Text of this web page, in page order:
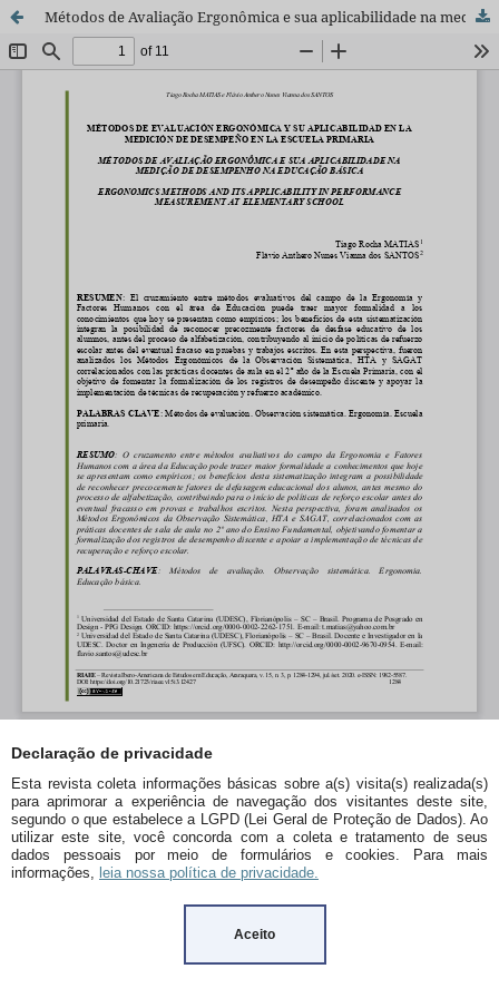
Declaração de privacidade
Esta revista coleta informações básicas sobre a(s) visita(s) realizada(s)
para aprimorar a experiência de navegação dos visitantes deste site,
segundo o que estabelece a LGPD (Lei Geral de Proteção de Dados). Ao
utilizar este site, você concorda com a coleta e tratamento de seus
dados pessoais por meio de formulários e cookies. Para mais
informações, leia nossa política de privacidade.
Aceito
Métodos de Avaliação Ergonômica e sua aplicabilidade na medição de desempenho na Educação Básica